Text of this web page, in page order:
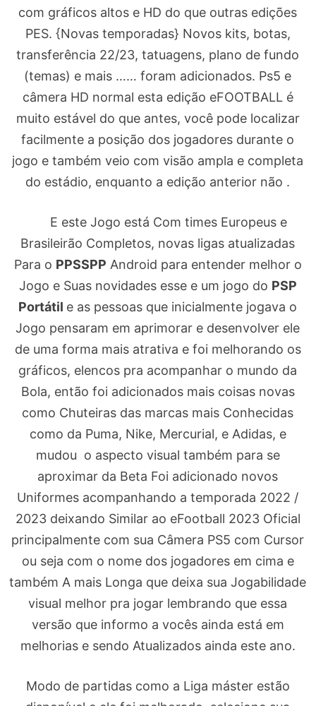
com gráficos altos e HD do que outras edições
PES. {Novas temporadas} Novos kits, botas,
transferência 22/23, tatuagens, plano de fundo
(temas) e mais …… foram adicionados. Ps5 e
câmera HD normal esta edição eFOOTBALL é
muito estável do que antes, você pode localizar
facilmente a posição dos jogadores durante o
jogo e também veio com visão ampla e completa
do estádio, enquanto a edição anterior não .
E este Jogo está Com times Europeus e
Brasileirão Completos, novas ligas atualizadas
Para o PPSSPP Android para entender melhor o
Jogo e Suas novidades esse e um jogo do PSP
Portátil e as pessoas que inicialmente jogava o
Jogo pensaram em aprimorar e desenvolver ele
de uma forma mais atrativa e foi melhorando os
gráficos, elencos pra acompanhar o mundo da
Bola, então foi adicionados mais coisas novas
como Chuteiras das marcas mais Conhecidas
como da Puma, Nike, Mercurial, e Adidas, e
mudou o aspecto visual também para se
aproximar da Beta Foi adicionado novos
Uniformes acompanhando a temporada 2022 /
2023 deixando Similar ao eFootball 2023 Oficial
principalmente com sua Câmera PS5 com Cursor
ou seja com o nome dos jogadores em cima e
também A mais Longa que deixa sua Jogabilidade
visual melhor pra jogar lembrando que essa
versão que informo a vocês ainda está em
melhorias e sendo Atualizados ainda este ano.
Modo de partidas como a Liga máster estão